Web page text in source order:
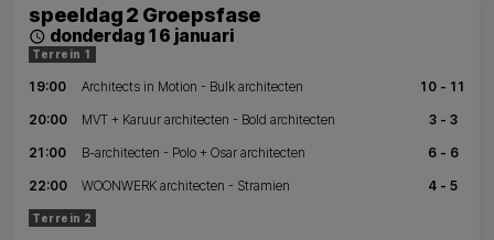
speeldag 2 Groepsfase
schedule donderdag 16 januari
Terrein 1
19:00 Architects in Motion - Bulk architecten
10 - 11
20:00
MVT + Karuur architecten - Bold architecten
3 - 3
21:00
B-architecten - Polo + Osar architecten
6 - 6
22:00
WOONWERK architecten - Stramien 4 - 5
Terrein 2